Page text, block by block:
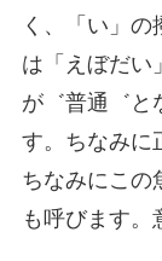
く、「い」
は「えぼだい
が゛普通゛と
す。ちなみに
ちなみにこの
も呼びます。